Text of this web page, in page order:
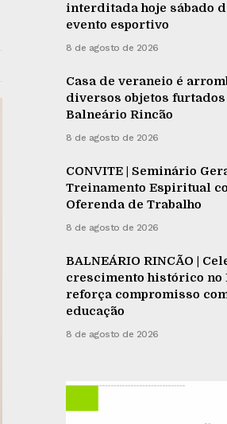
interditada hoje sábado
evento esportivo
8 de agosto de 2026
Casa de veraneio é
diversos objetos furtados
Balneário Rincão
8 de agosto de 2026
CONVITE | Seminário
Treinamento Espiritual
Oferenda de Trabalho
8 de agosto de 2026
BALNEÁRIO RINCÃO |
crescimento histórico no
reforça compromisso
educação
8 de agosto de 2026